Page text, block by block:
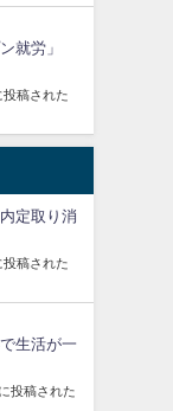
就労」
投稿された
定取り消
投稿された
生活が一
投稿された